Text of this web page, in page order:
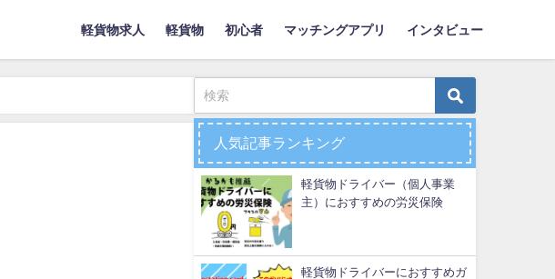
軽貨物求人 軽貨物 初心者 マッチングアプリ インタビュー
人気記事ランキング
軽貨物ドライバー（個人事業
主）におすすめの労災保険
軽貨物ドライバーにおすすめガ